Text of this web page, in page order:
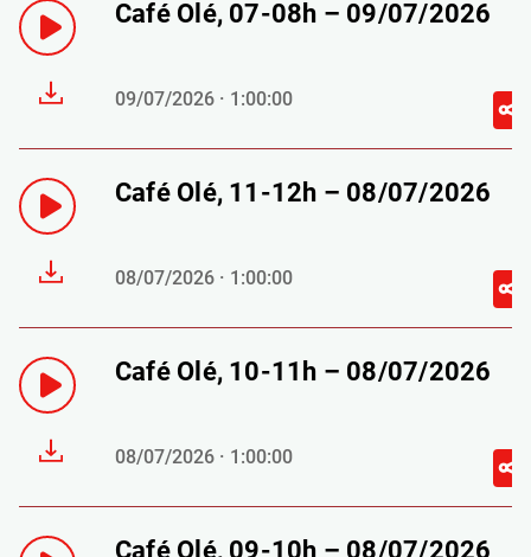
Café Olé, 07-08h – 09/07/2026
09/07/2026 · 1:00:00
Café Olé, 11-12h – 08/07/2026
08/07/2026 · 1:00:00
Café Olé, 10-11h – 08/07/2026
08/07/2026 · 1:00:00
Café Olé, 09-10h – 08/07/2026